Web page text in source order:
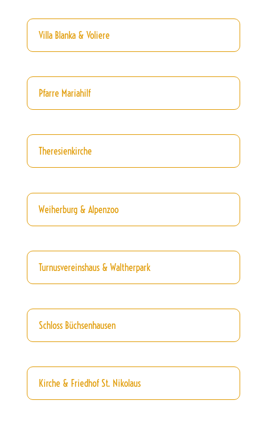
Villa Blanka & Voliere
Pfarre Mariahilf
Theresienkirche
Weiherburg & Alpenzoo
Turnusvereinshaus & Waltherpark
Schloss Büchsenhausen
Kirche & Friedhof St. Nikolaus